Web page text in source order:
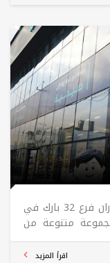
الزبائن دائمًا عائلتنا. تأسست صيدلية سروران فرع 32 بارك في
مجموعة متنوعة من
مفتوح من
اقرأ المزيد